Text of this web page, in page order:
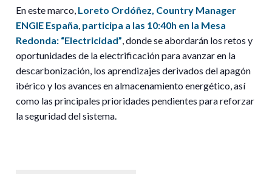
En este marco, Loreto Ordóñez, Country Manager
ENGIE España, participa a las 10:40h en la Mesa
Redonda: “Electricidad”, donde se abordarán los retos y
oportunidades de la electrificación para avanzar en la
descarbonización, los aprendizajes derivados del apagón
ibérico y los avances en almacenamiento energético, así
como las principales prioridades pendientes para reforzar
la seguridad del sistema.